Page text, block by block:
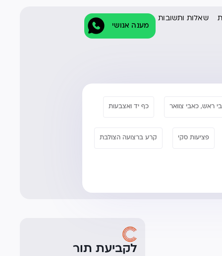
שאלות ותשובות
מענה אנושי
ראש, כאבי צוואר כף יד ואצבעות
פציעות סקי קרע ברצועה הצולבת
לקביעת תור